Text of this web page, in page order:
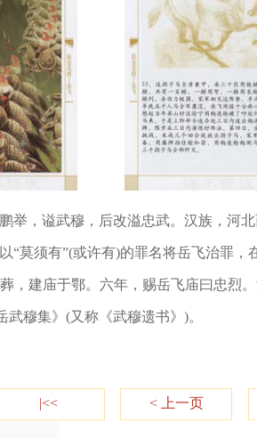
举，谥武穆，后改溢忠武。汉族，河
“莫须有”(或许有)的罪名将岳飞治罪，
，建庙于鄂。六年，赐岳飞庙曰忠烈
穆集》(又称《武穆遗书》)。
|<< < 上一页